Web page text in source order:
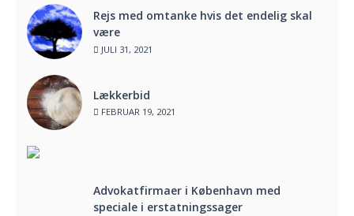
Rejs med omtanke hvis det endelig skal
være
JULI 31, 2021
Lækkerbid
FEBRUAR 19, 2021
Advokatfirmaer i København med
speciale i erstatningssager